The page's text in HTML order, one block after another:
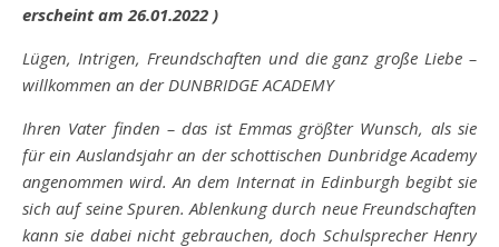
erscheint am 26.01.2022 )
Lügen, Intrigen, Freundschaften und die ganz große Liebe –
willkommen an der DUNBRIDGE ACADEMY
Ihren Vater finden – das ist Emmas größter Wunsch, als sie
für ein Auslandsjahr an der schottischen Dunbridge Academy
angenommen wird. An dem Internat in Edinburgh begibt sie
sich auf seine Spuren. Ablenkung durch neue Freundschaften
kann sie dabei nicht gebrauchen, doch Schulsprecher Henry